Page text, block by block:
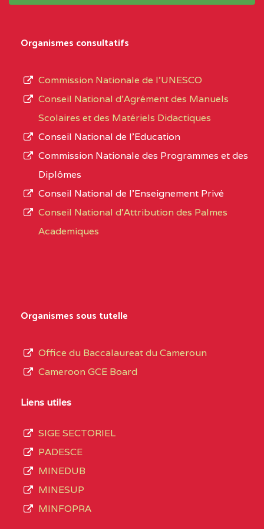
NORD
MERI
EXTREME-
NORD
CETIC DE LOULOU
0CN1TEFD101094115
EXTREME-
NORD
0EI1TEFD100495110
NORD
KOUSSERI
NORD
EXTREME-
NORD
type
L’offre
d’éducation
de
du
de
septembre
2020
compte
3408
Organismes consultatifs
Commission Nationale de l’UNESCO
Conseil National d’Agrément des Manuels
Scolaires et des Matériels Didactiques
Conseil National de l’Education
Commission Nationale des Programmes et des
Diplômes
Conseil National de l’Enseignement Privé
Conseil National d'Attribution des Palmes
Academiques
Organismes sous tutelle
Office du Baccalaureat du Cameroun
Cameroon GCE Board
Liens utiles
SIGE SECTORIEL
PADESCE
MINEDUB
MINESUP
MINFOPRA